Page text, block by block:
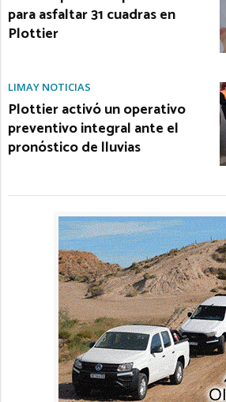
para asfaltar 31 cuadras en
Plottier
LIMAY NOTICIAS
Plottier activó un operativo
preventivo integral ante el
pronóstico de lluvias